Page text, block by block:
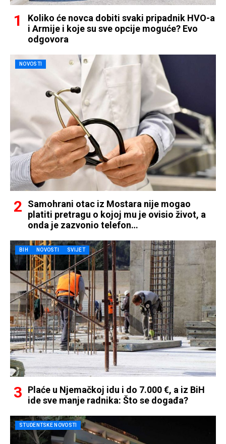
Koliko će novca dobiti svaki pripadnik HVO-a
i Armije i koje su sve opcije moguće? Evo
odgovora
NOVOSTI
Samohrani otac iz Mostara nije mogao
platiti pretragu o kojoj mu je ovisio život, a
onda je zazvonio telefon…
BIH NOVOSTI SVIJET
Plaće u Njemačkoj idu i do 7.000 €, a iz BiH
ide sve manje radnika: Što se događa?
STUDENTSKE NOVOSTI